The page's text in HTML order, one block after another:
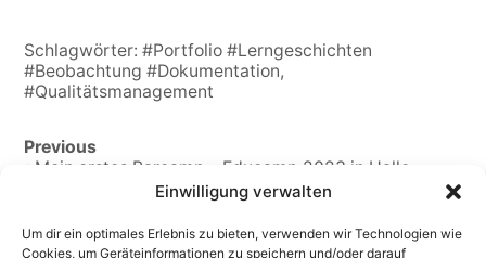
Einwilligung verwalten
Um dir ein optimales Erlebnis zu bieten, verwenden wir Technologien wie
Cookies, um Geräteinformationen zu speichern und/oder darauf
Schlagwörter:#Portfolio #Lerngeschichten
#Beobachtung #Dokumentation,
#Qualitätsmanagement
Previous
‹ Mein erstes Barcamp – Educamp 2023 in Halle
Next